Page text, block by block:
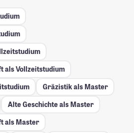
als Vollzeitstudium
Gräzistik als Master
Alte Geschichte als Master
als Master